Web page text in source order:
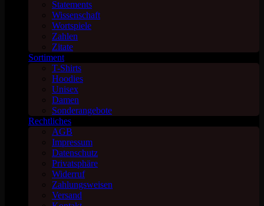
Statements
Wissenschaft
Wortspiele
Zahlen
Zitate
Sortiment
T-Shirts
Hoodies
Unisex
Damen
Sonderangebote
Rechtliches
AGB
Impressum
Datenschutz
Privatsphäre
Widerruf
Zahlungsweisen
Versand